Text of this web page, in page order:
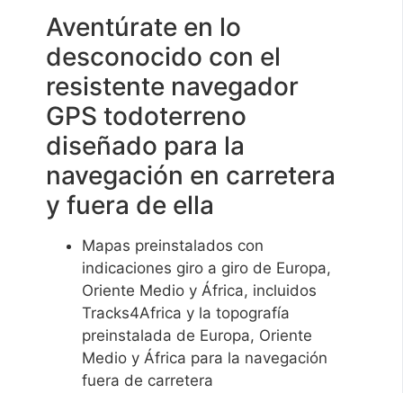
Aventúrate en lo
desconocido con el
resistente navegador
GPS todoterreno
diseñado para la
navegación en carretera
y fuera de ella
Mapas preinstalados con
indicaciones giro a giro de Europa,
Oriente Medio y África, incluidos
Tracks4Africa y la topografía
preinstalada de Europa, Oriente
Medio y África para la navegación
fuera de carretera